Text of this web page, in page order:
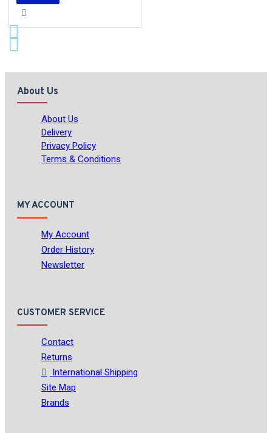
About Us
About Us
Delivery
Privacy Policy
Terms & Conditions
MY ACCOUNT
My Account
Order History
Newsletter
CUSTOMER SERVICE
Contact
Returns
International Shipping
Site Map
Brands